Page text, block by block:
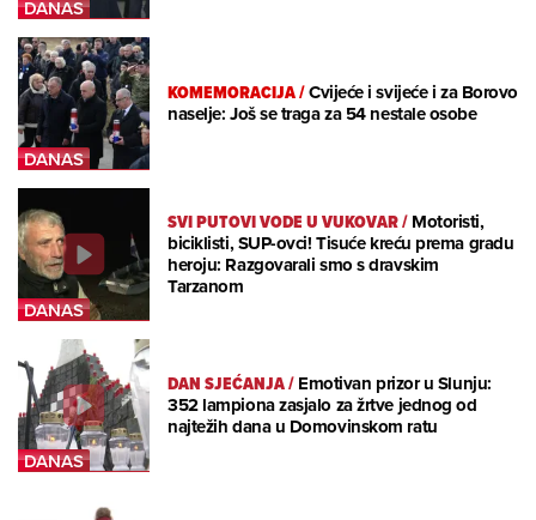
KOMEMORACIJA/Cvijeće i svijeće i za Borovo
naselje: Još se traga za 54 nestale osobe
SVI PUTOVI VODE U VUKOVAR/Motoristi,
biciklisti, SUP-ovci! Tisuće kreću prema gradu
heroju: Razgovarali smo s dravskim
Tarzanom
DAN SJEĆANJA/Emotivan prizor u Slunju:
352 lampiona zasjalo za žrtve jednog od
najtežih dana u Domovinskom ratu